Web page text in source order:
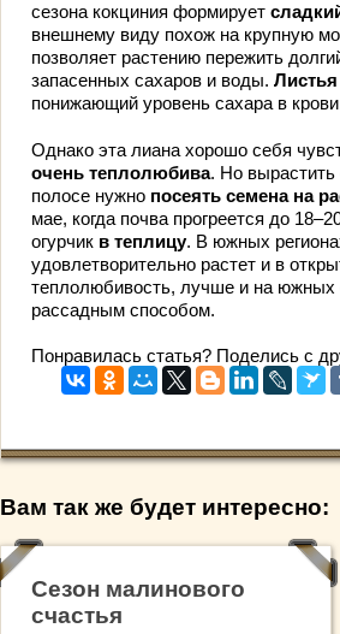
сезона кокциния формирует
внешнему виду похож на крупную
позволяет растению пережить
запасенных сахаров и воды.
понижающий уровень сахара в
Однако эта лиана хорошо себя
очень теплолюбива. Но
полосе нужно посеять семена на
мае, когда почва прогреется до
огурчик в теплицу. В южных
удовлетворительно растет и в
теплолюбивость, лучше и на южных
рассадным способом.
Понравилась статья? Поделись с
Вам так же будет интересно:
Сезон малинового
счастья